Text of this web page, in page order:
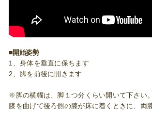
■開始姿勢
1、身体を垂直に保ちます
2、脚を前後に開きます
※脚の横幅は、脚１つ分くらい開いて下さい
膝を曲げて後ろ側の膝が床に着くときに、両